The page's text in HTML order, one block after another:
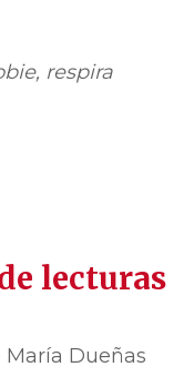
respira
lecturas
María Dueñas